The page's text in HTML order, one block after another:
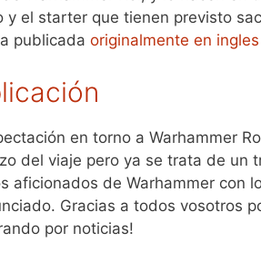
el starter que tienen previsto
publicada originalmente en
en torno a Warhammer
del viaje pero ya se trata de un
aficionados de Warhammer con
Gracias a todos vosotros
por noticias!